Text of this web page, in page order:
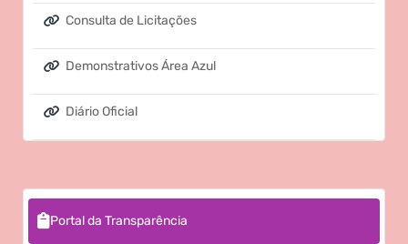
Consulta de Licitações
Demonstrativos Área Azul
Diário Oficial
Ouvidoria
Portal da Transparência